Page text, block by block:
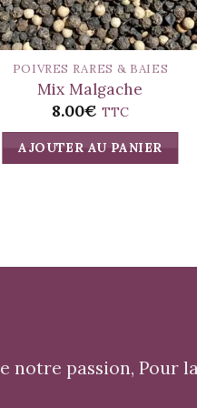
POIVRES RARES & BAIES
Mix Malgache
8.00€ TTC
AJOUTER AU PANIER
passion, Pour